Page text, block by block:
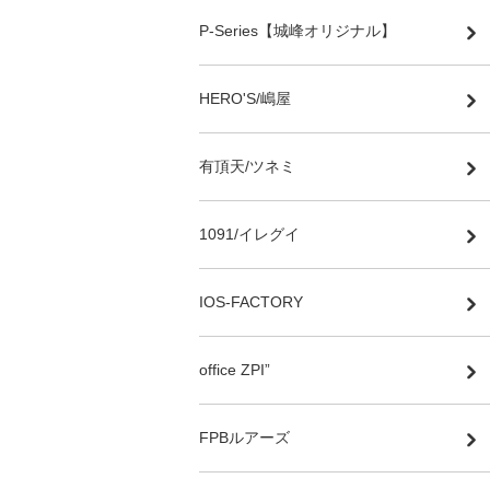
P-Series【城峰オリジナル】
HERO'S/嶋屋
有頂天/ツネミ
1091/イレグイ
IOS-FACTORY
office ZPI”
FPBルアーズ